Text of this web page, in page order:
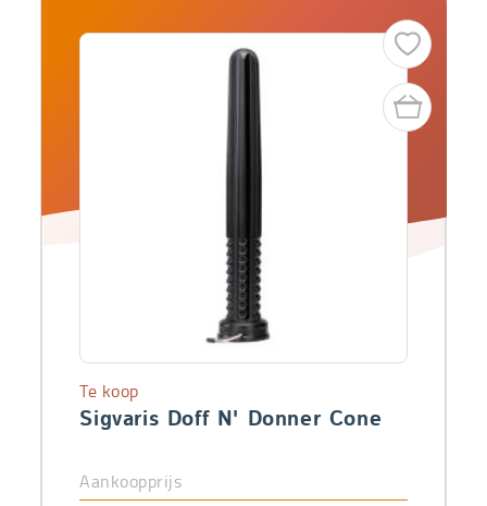
Sigvaris Doff N' Donner Cone
Te koop
Aankoopprijs